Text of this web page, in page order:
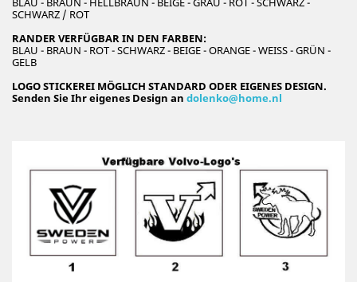
SCHWARZ / ROT
RANDER VERFÜGBAR IN DEN FARBEN:
BLAU - BRAUN - ROT - SCHWARZ - BEIGE - ORANGE - WEISS - GRÜN -
GELB
LOGO STICKEREI MÖGLICH STANDARD ODER EIGENES DESIGN.
Senden Sie Ihr eigenes Design an dolenko@home.nl